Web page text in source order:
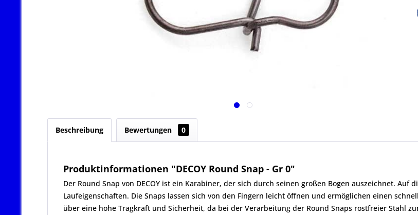
Beschreibung Bewertungen 0
Produktinformationen "DECOY Round Snap - Gr 0"
Der Round Snap von DECOY ist ein Karabiner, der sich durch seinen großen Bogen auszeichnet.
Laufeigenschaften. Die Snaps lassen sich von den Fingern leicht öffnen und ermöglichen einen
über eine hohe Tragkraft und Sicherheit, da bei der Verarbeitung der Round Snaps rostfreier Stahl